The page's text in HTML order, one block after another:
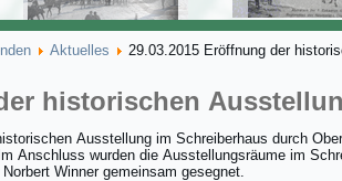
Aktuelles 29.03.2015 Eröffnung der
historischen
Ausstellung im Schreiberhaus durch
Anschluss wurden die Ausstellungsräume im
Winner gemeinsam gesegnet.